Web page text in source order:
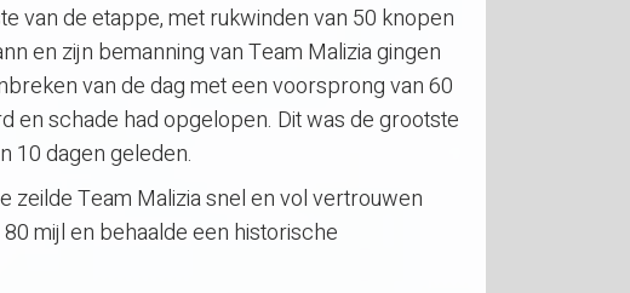
van de etappe, met rukwinden van 50 knopen
en zijn bemanning van Team Malizia gingen
van de dag met een voorsprong van 60
en schade had opgelopen. Dit was de grootste
10 dagen geleden.
zeilde Team Malizia snel en vol vertrouwen
mijl en behaalde een historische